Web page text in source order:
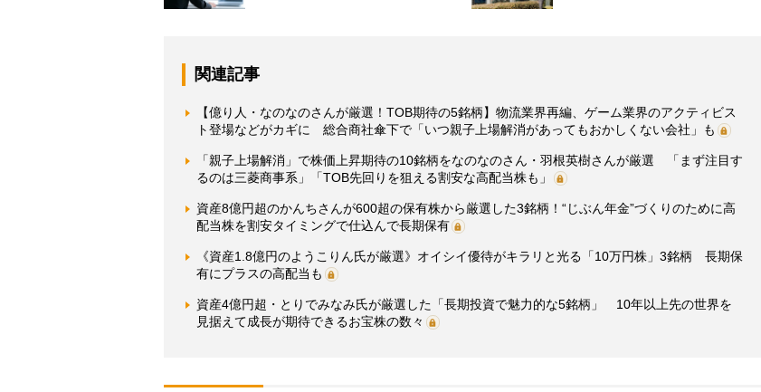
関連記事
【億り人・なのなのさんが厳選！TOB期待の5銘柄】物流業界再編、ゲーム業界のアクティビス
ト登場などがカギに 総合商社傘下で「いつ親子上場解消があってもおかしくない会社」も
「親子上場解消」で株価上昇期待の10銘柄をなのなのさん・羽根英樹さんが厳選 「まず注目す
るのは三菱商事系」「TOB先回りを狙える割安な高配当株も」
資産8億円超のかんちさんが600超の保有株から厳選した3銘柄！“じぶん年金”づくりのために高
配当株を割安タイミングで仕込んで長期保有
《資産1.8億円のようこりん氏が厳選》オイシイ優待がキラリと光る「10万円株」3銘柄 長期保
有にプラスの高配当も
資産4億円超・とりでみなみ氏が厳選した「長期投資で魅力的な5銘柄」 10年以上先の世界を
見据えて成長が期待できるお宝株の数々